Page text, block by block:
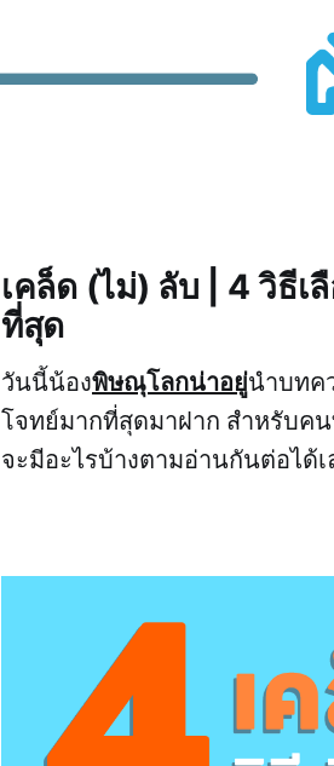
เคล็ด (ไม่) ลับ | 4 วิธี
ที่สุด
วันนี้น้องพิษณุโลกน่าอยู่นำบทค
โจทย์มากที่สุดมาฝาก สำหรับค
จะมีอะไรบ้างตามอ่านกันต่อได้